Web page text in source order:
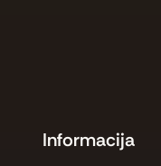
Informacija